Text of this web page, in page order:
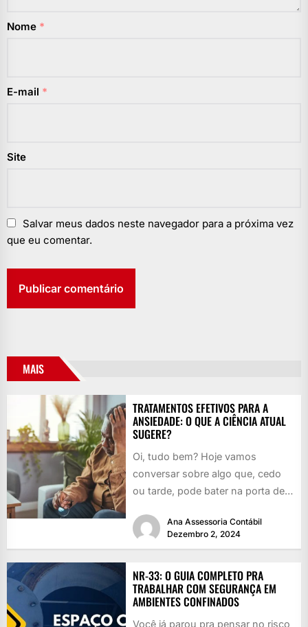
Nome *
E-mail *
Site
Salvar meus dados neste navegador para a próxima vez
que eu comentar.
MAIS
TRATAMENTOS EFETIVOS PARA A
ANSIEDADE: O QUE A CIÊNCIA ATUAL
SUGERE?
Oi, tudo bem? Hoje vamos
conversar sobre algo que, cedo
ou tarde, pode bater na porta de
Ana Assessoria Contábil
Dezembro 2, 2024
NR-33: O GUIA COMPLETO PRA
TRABALHAR COM SEGURANÇA EM
AMBIENTES CONFINADOS
Você já parou pra pensar no risco